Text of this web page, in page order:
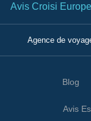
Avis Croisi Europe
Agence de
Blog
Avis